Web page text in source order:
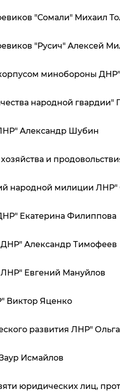
"Сомали" Михаил
"Русич" Алексей
минобороны ДНР"
народной гвардии"
Александр Шубин
и
народной милиции ЛНР"
Екатерина Филиппова
Александр Тимофеев
Евгений Мануйлов
Виктор Яценко
развития ЛНР"
Исмайлов
юридических лиц,